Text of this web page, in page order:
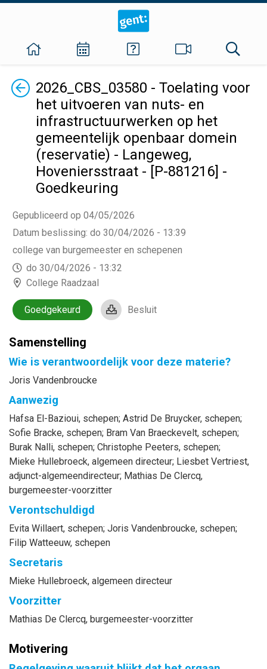
Terug2026_CBS_03580 - Toelating voor
het uitvoeren van nuts- en
infrastructuurwerken op het
gemeentelijk openbaar domein
(reservatie) - Langeweg,
Hoveniersstraat - [P-881216] -
Goedkeuring
Gepubliceerd op 04/05/2026
Datum beslissing: do 30/04/2026 - 13:39
college van burgemeester en schepenen
do 30/04/2026 - 13:32
College Raadzaal
Goedgekeurd Besluit
Samenstelling
Wie is verantwoordelijk voor deze materie?
Joris Vandenbroucke
Aanwezig
Hafsa El-Bazioui, schepen; Astrid De Bruycker, schepen;
Sofie Bracke, schepen; Bram Van Braeckevelt, schepen;
Burak Nalli, schepen; Christophe Peeters, schepen;
Mieke Hullebroeck, algemeen directeur; Liesbet Vertriest,
adjunct-algemeendirecteur; Mathias De Clercq,
burgemeester-voorzitter
Verontschuldigd
Evita Willaert, schepen; Joris Vandenbroucke, schepen;
Filip Watteeuw, schepen
Secretaris
Mieke Hullebroeck, algemeen directeur
Voorzitter
Mathias De Clercq, burgemeester-voorzitter
Motivering